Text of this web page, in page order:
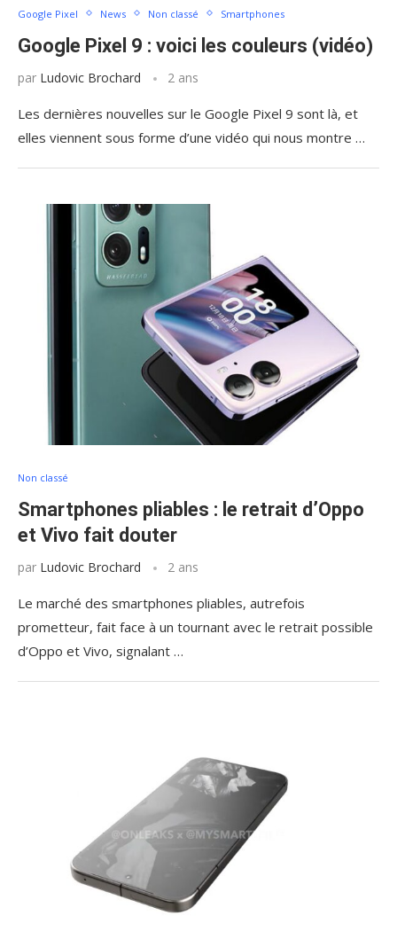
Google Pixel News Non classé Smartphones
Google Pixel 9 : voici les couleurs (vidéo)
par Ludovic Brochard 2 ans
Les dernières nouvelles sur le Google Pixel 9 sont là, et
elles viennent sous forme d’une vidéo qui nous montre …
Non classé
Smartphones pliables : le retrait d’Oppo
et Vivo fait douter
par Ludovic Brochard 2 ans
Le marché des smartphones pliables, autrefois
prometteur, fait face à un tournant avec le retrait possible
d’Oppo et Vivo, signalant …